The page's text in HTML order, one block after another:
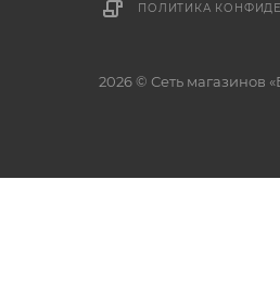
ПОЛИТИКА
2026 © Сеть магазинов